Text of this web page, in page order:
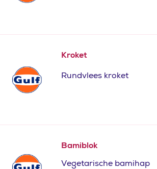
Kroket
Rundvlees kroket
Bamiblok
Vegetarische bamihap